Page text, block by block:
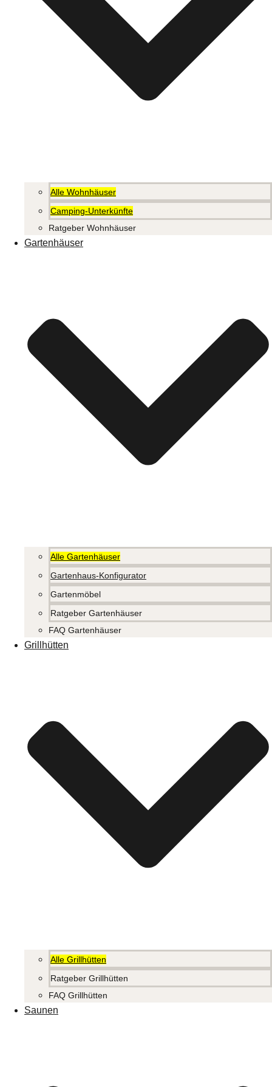
Alle Wohnhäuser
Camping-Unterkünfte
Ratgeber Wohnhäuser
Gartenhäuser
Alle Gartenhäuser
Gartenhaus-Konfigurator
Gartenmöbel
Ratgeber Gartenhäuser
FAQ Gartenhäuser
Grillhütten
Alle Grillhütten
Ratgeber Grillhütten
FAQ Grillhütten
Saunen